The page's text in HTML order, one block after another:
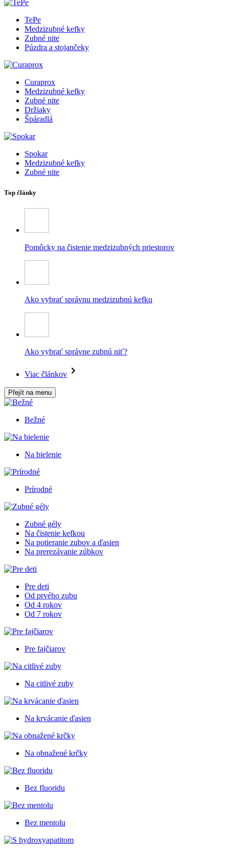
TePe
Medzizubné kefky
Zubné nite
Púzdra a stojančeky
Curaprox
Medzizubné kefky
Zubné nite
Držiaky
Špáradlá
Spokar
Medzizubné kefky
Zubné nite
Top články
Pomôcky na čistenie medzizubných priestorov
Ako vybrať správnu medzizubnú kefku
Ako vybrať správne zubnú niť?
Viac článkov
Přejít na menu
Bežné
Na bielenie
Prírodné
Zubné gély
Na čistenie kefkou
Na potieranie zubov a ďasien
Na prerezávanie zúbkov
Pre deti
Od prvého zubu
Od 4 rokov
Od 7 rokov
Pre fajčiarov
Na citlivé zuby
Na krvácanie ďasien
Na obnažené krčky
Bez fluoridu
Bez mentolu